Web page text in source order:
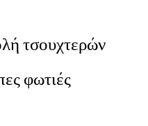
τσουχτερών
φωτιές